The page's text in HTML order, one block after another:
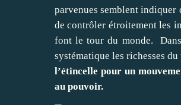
parvenues semblent indiquer
de contrôler étroitement les
font le tour du monde.
systématique les richesses du
l’étincelle pour un
au pouvoir.